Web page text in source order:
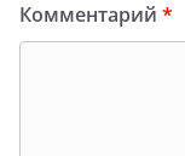
Комментарий *